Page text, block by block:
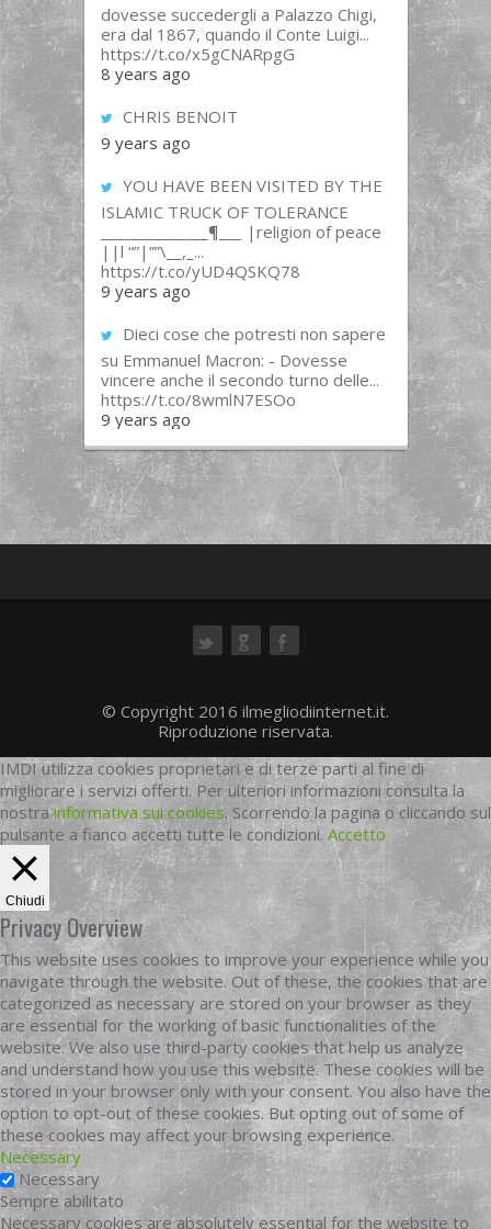
dovesse succedergli a Palazzo Chigi,
era dal 1867, quando il Conte Luigi...
https://t.co/x5gCNARpgG
8 years ago
CHRIS BENOIT
9 years ago
YOU HAVE BEEN VISITED BY THE
ISLAMIC TRUCK OF TOLERANCE
______________¶___ |religion of peace
||l “”|””\__,_...
https://t.co/yUD4QSKQ78
9 years ago
Dieci cose che potresti non sapere
su Emmanuel Macron: - Dovesse
vincere anche il secondo turno delle...
https://t.co/8wmlN7ESOo
9 years ago
© Copyright 2016 ilmegliodiinternet.it.
Riproduzione riservata.
IMDI utilizza cookies proprietari e di terze parti al fine di
migliorare i servizi offerti. Per ulteriori informazioni consulta la
nostrainformativa sui cookies. Scorrendo la pagina o cliccando sul
pulsante a fianco accetti tutte le condizioni. Accetto
Chiudi
Privacy Overview
This website uses cookies to improve your experience while you
navigate through the website. Out of these, the cookies that are
categorized as necessary are stored on your browser as they
are essential for the working of basic functionalities of the
website. We also use third-party cookies that help us analyze
and understand how you use this website. These cookies will be
stored in your browser only with your consent. You also have the
option to opt-out of these cookies. But opting out of some of
these cookies may affect your browsing experience.
Necessary
Necessary
Sempre abilitato
Necessary cookies are absolutely essential for the website to